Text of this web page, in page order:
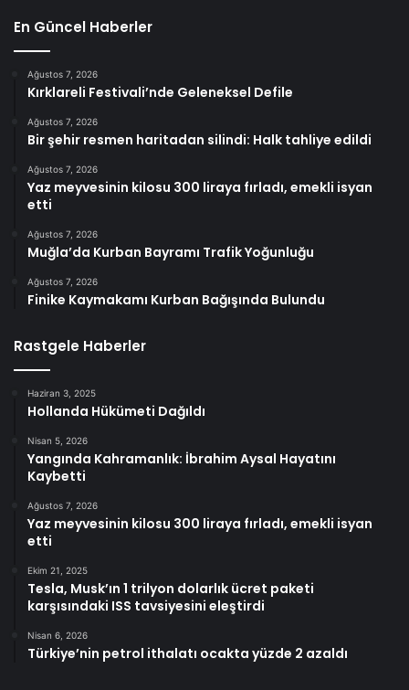
En Güncel Haberler
Ağustos 7, 2026
Kırklareli Festivali’nde Geleneksel Defile
Ağustos 7, 2026
Bir şehir resmen haritadan silindi: Halk tahliye edildi
Ağustos 7, 2026
Yaz meyvesinin kilosu 300 liraya fırladı, emekli isyan
etti
Ağustos 7, 2026
Muğla’da Kurban Bayramı Trafik Yoğunluğu
Ağustos 7, 2026
Finike Kaymakamı Kurban Bağışında Bulundu
Rastgele Haberler
Haziran 3, 2025
Hollanda Hükümeti Dağıldı
Nisan 5, 2026
Yangında Kahramanlık: İbrahim Aysal Hayatını
Kaybetti
Ağustos 7, 2026
Yaz meyvesinin kilosu 300 liraya fırladı, emekli isyan
etti
Ekim 21, 2025
Tesla, Musk’ın 1 trilyon dolarlık ücret paketi
karşısındaki ISS tavsiyesini eleştirdi
Nisan 6, 2026
Türkiye’nin petrol ithalatı ocakta yüzde 2 azaldı